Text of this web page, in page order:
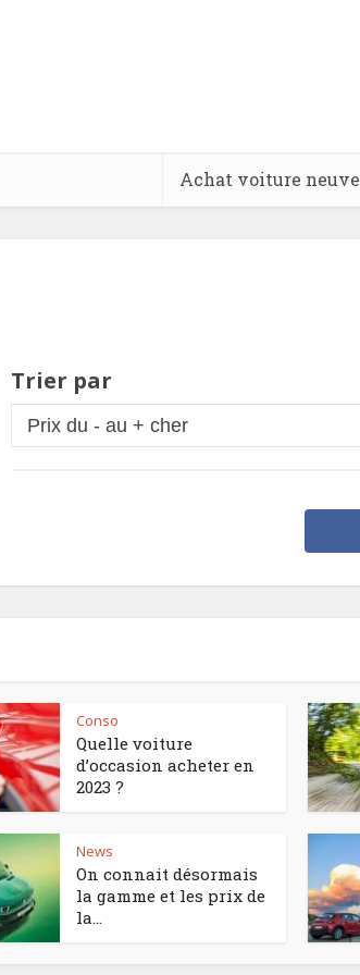
Achat voiture neuve
Trier par
Conso
Quelle voiture
d’occasion acheter en
2023 ?
News
On connait désormais
la gamme et les prix de
la...